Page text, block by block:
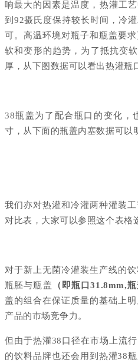
响最大的因素是温度，热灌工
到92摄氏度保持较长时间，冷
可。高温环境对瓶子和瓶盖要
软和变形的趋势，为了抵抗变
厚，从下图数据可以看出热灌瓶
38瓶盖为了配合瓶口的变化，
寸，从下面的瓶盖内塞数据可以
我们亦对热灌和冷灌两种灌装
对比表，大家可以参照这个表格
对于新上无菌冷灌装生产线的
瓶胚与瓶盖 （即瓶口31.8mm,
盖的组合在保证质量的基础上
产品的市场竞争力。
但由于热灌38口径在市场上流
的饮料品牌也还会用到热灌38